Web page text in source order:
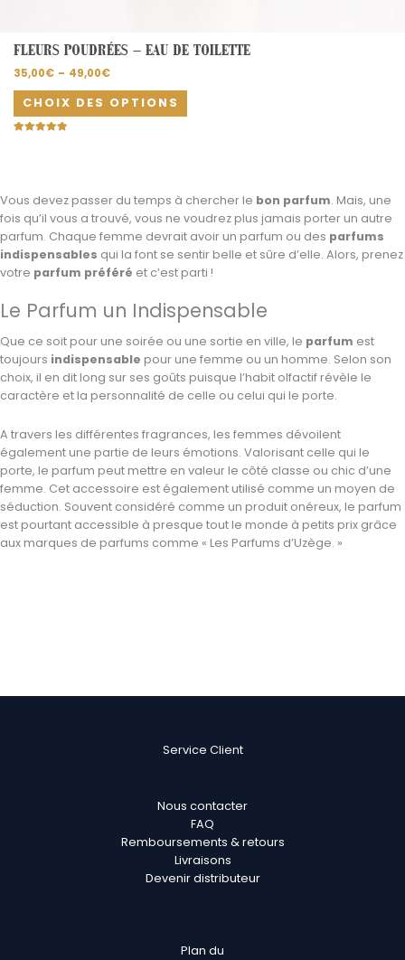
FLEURS POUDRÉES – EAU DE TOILETTE
35,00€ – 49,00€
CHOIX DES OPTIONS
Vous devez passer du temps à chercher le bon parfum. Mais, une
fois qu’il vous a trouvé, vous ne voudrez plus jamais porter un autre
parfum. Chaque femme devrait avoir un parfum ou des parfums
indispensables qui la font se sentir belle et sûre d’elle. Alors, prenez
votre parfum préféré et c’est parti !
Le Parfum un Indispensable
Que ce soit pour une soirée ou une sortie en ville, le parfum est
toujours indispensable pour une femme ou un homme. Selon son
choix, il en dit long sur ses goûts puisque l’habit olfactif révèle le
caractère et la personnalité de celle ou celui qui le porte.
A travers les différentes fragrances, les femmes dévoilent
également une partie de leurs émotions. Valorisant celle qui le
porte, le parfum peut mettre en valeur le côté classe ou chic d’une
femme. Cet accessoire est également utilisé comme un moyen de
séduction. Souvent considéré comme un produit onéreux, le parfum
est pourtant accessible à presque tout le monde à petits prix grâce
aux marques de parfums comme « Les Parfums d’Uzège. »
Service Client
Nous contacter
FAQ
Remboursements & retours
Livraisons
Devenir distributeur
Plan du